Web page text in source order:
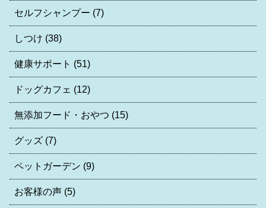
セルフシャンプー (7)
しつけ (38)
健康サポート (51)
ドッグカフェ (12)
無添加フード・おやつ (15)
グッズ (7)
ペットガーデン (9)
お客様の声 (5)